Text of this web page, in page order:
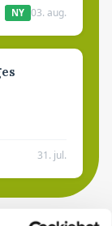
NY 03. aug.
31. jul.